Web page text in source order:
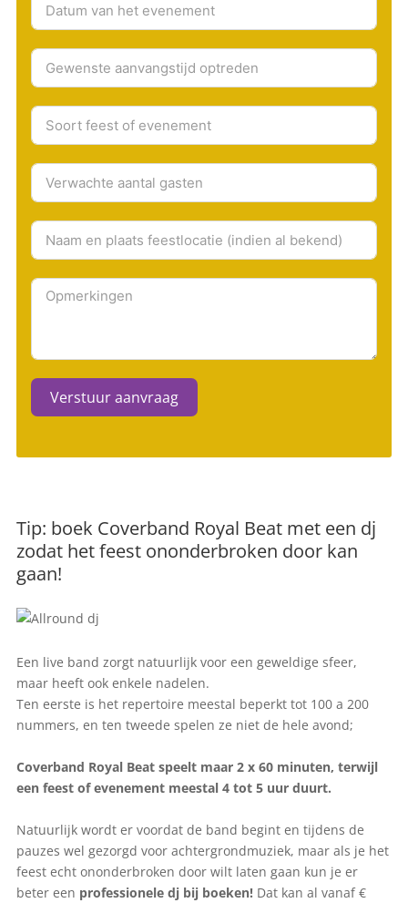
Verstuur aanvraag
Tip: boek Coverband Royal Beat met een dj
zodat het feest ononderbroken door kan
gaan!
Een live band zorgt natuurlijk voor een geweldige sfeer,
maar heeft ook enkele nadelen.
Ten eerste is het repertoire meestal beperkt tot 100 a 200
nummers, en ten tweede spelen ze niet de hele avond;
Coverband Royal Beat speelt maar 2 x 60 minuten, terwijl
een feest of evenement meestal 4 tot 5 uur duurt.
Natuurlijk wordt er voordat de band begint en tijdens de
pauzes wel gezorgd voor achtergrondmuziek, maar als je het
feest echt ononderbroken door wilt laten gaan kun je er
beter een professionele dj bij boeken! Dat kan al vanaf €